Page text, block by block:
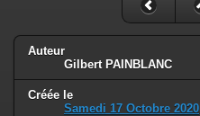
Auteur
Gilbert PAINBLANC
Créée le
Samedi 17 Octobre 2020